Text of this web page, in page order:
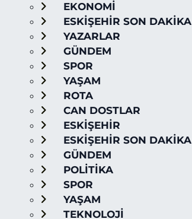
EKONOMİ
ESKİŞEHİR SON DAKİKA
YAZARLAR
GÜNDEM
SPOR
YAŞAM
ROTA
CAN DOSTLAR
ESKİŞEHİR
ESKİŞEHİR SON DAKİKA
GÜNDEM
POLİTİKA
SPOR
YAŞAM
TEKNOLOJİ